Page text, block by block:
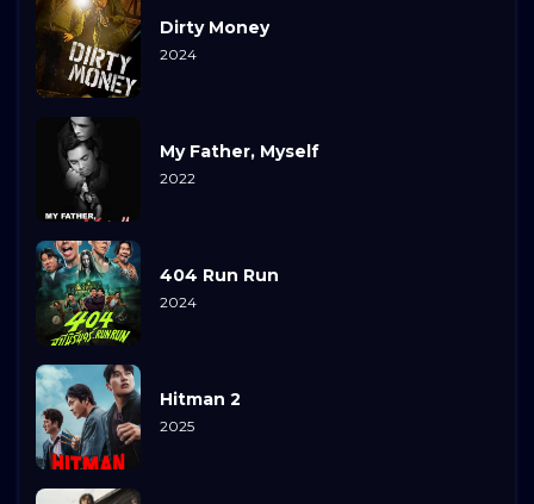
Dirty Money
2024
My Father, Myself
2022
404 Run Run
2024
Hitman 2
2025